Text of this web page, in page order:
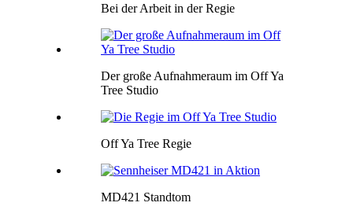
Bei der Arbeit in der Regie
Der große Aufnahmeraum im Off Ya
Tree Studio
Off Ya Tree Regie
MD421 Standtom